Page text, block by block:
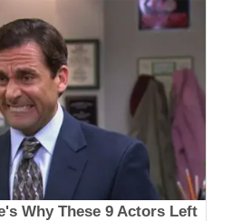
Why These 9 Actors Left